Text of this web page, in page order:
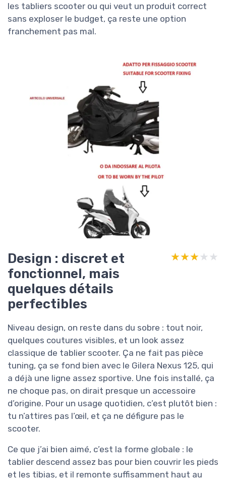
les tabliers scooter ou qui veut un produit correct
sans exploser le budget, ça reste une option
franchement pas mal.
Design : discret et
fonctionnel, mais
quelques détails
perfectibles
★★★★★
★★★★★
Niveau design, on reste dans du sobre : tout noir,
quelques coutures visibles, et un look assez
classique de tablier scooter. Ça ne fait pas pièce
tuning, ça se fond bien avec le Gilera Nexus 125, qui
a déjà une ligne assez sportive. Une fois installé, ça
ne choque pas, on dirait presque un accessoire
d’origine. Pour un usage quotidien, c’est plutôt bien :
tu n’attires pas l’œil, et ça ne défigure pas le
scooter.
Ce que j’ai bien aimé, c’est la forme globale : le
tablier descend assez bas pour bien couvrir les pieds
et les tibias, et il remonte suffisamment haut au